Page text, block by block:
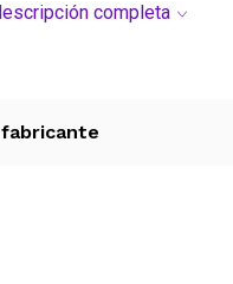
acero de afilado de 8
robustez y equilibrio
completa